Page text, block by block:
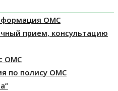
ОМС
прием, консультацию
ОМС
по полису ОМС